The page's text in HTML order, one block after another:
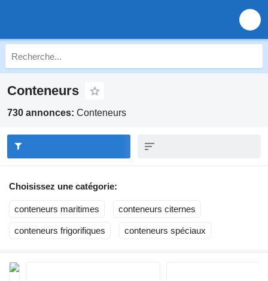
Conteneurs
730 annonces: Conteneurs
Choisissez une catégorie:
conteneurs maritimes conteneurs citernes
conteneurs frigorifiques conteneurs spéciaux